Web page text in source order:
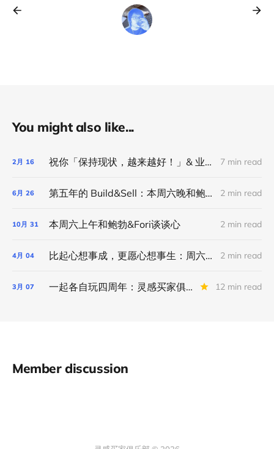
You might also like...
2月 16 祝你「保持现状，越来越好！」& 业余公司春节开放招募中 7 min read
6月 26 第五年的 Build&Sell：本周六晚和鲍勃&Forrest谈谈心 2 min read
10月 31 本周六上午和鲍勃&Fori谈谈心 2 min read
4月 04 比起心想事成，更愿心想事生：周六和鲍勃&Forrest谈谈心 2 min read
3月 07 一起各自玩四周年：灵感买家俱乐部周年系列活动 12 min read
Member discussion